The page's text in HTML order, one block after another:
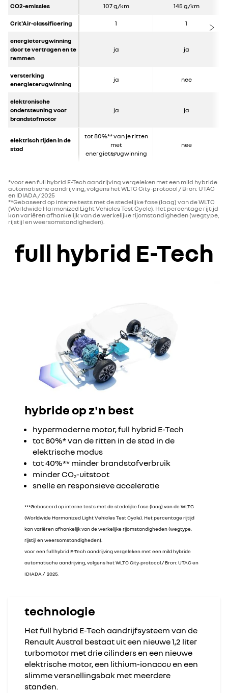
CO2-emissies 107 g/km 145 g/km
Crit'Air-classificering 1 1
energieterugwinning
door te vertragen en te
remmen
ja ja
versterking
energieterugwinning
ja nee
elektronische
ondersteuning voor
brandstofmotor
ja ja
elektrisch rijden in de
stad
tot 80%** van je ritten
met
energieterugwinning
nee
*voor een full hybrid E-Tech aandrijving vergeleken met een mild hybride
automatische aandrijving, volgens het WLTC City-protocol / Bron: UTAC
en IDIADA / 2025
**Gebaseerd op interne tests met de stedelijke fase (laag) van de WLTC
(Worldwide Harmonized Light Vehicles Test Cycle). Het percentage rijtijd
kan variëren afhankelijk van de werkelijke rijomstandigheden (wegtype,
rijstijl en weersomstandigheden).
full hybrid E-Tech
hybride op z'n best
hypermoderne motor, full hybrid E-Tech
tot 80%* van de ritten in de stad in de
elektrische modus
tot 40%** minder brandstofverbruik
minder CO2-uitstoot
snelle en responsieve acceleratie
***Gebaseerd op interne tests met de stedelijke fase (laag) van de WLTC
(Worldwide Harmonized Light Vehicles Test Cycle). Het percentage rijtijd
kan variëren afhankelijk van de werkelijke rijomstandigheden (wegtype,
rijstijl en weersomstandigheden).
voor een full hybrid E-Tech aandrijving vergeleken met een mild hybride
automatische aandrijving, volgens het WLTC City-protocol / Bron: UTAC en
IDIADA / 2025.
technologie
Het full hybrid E-Tech aandrijfsysteem van de
Renault Austral bestaat uit een nieuwe 1,2 liter
turbomotor met drie cilinders en een nieuwe
elektrische motor, een lithium-ionaccu en een
slimme versnellingsbak met meerdere
standen.